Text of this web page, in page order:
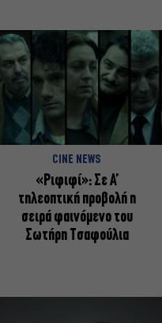
CINE NEWS
«Ριφιφί»: Σε Α’
τηλεοπτική προβολή η
σειρά φαινόμενο του
Σωτήρη Τσαφούλια